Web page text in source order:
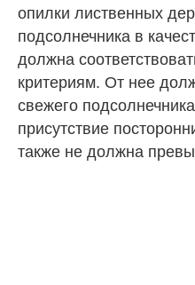
опилки лиственных
подсолнечника в
должна
критериям. От нее
свежего
присутствие
также не должна